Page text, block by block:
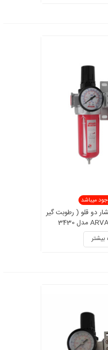
میباشد
دو قلو ( رطوبت گیر